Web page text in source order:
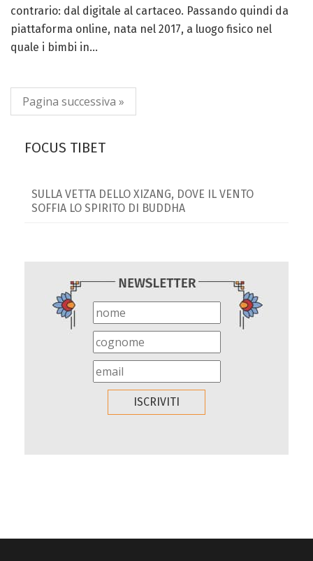
contrario: dal digitale al cartaceo. Passando quindi da
piattaforma online, nata nel 2017, a luogo fisico nel
quale i bimbi in...
Pagina successiva »
FOCUS TIBET
SULLA VETTA DELLO XIZANG, DOVE IL VENTO
SOFFIA LO SPIRITO DI BUDDHA